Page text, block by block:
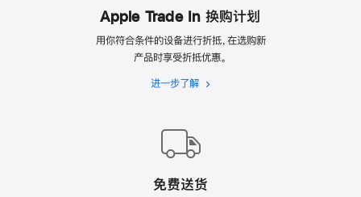
Apple Trade In 换购计划
用你符合条件的设备进行折抵，在选购新
产品时享受折抵优惠。
进一步了解
Apple
划
免费送货